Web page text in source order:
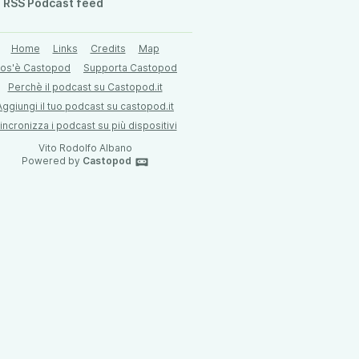
RSS Podcast feed
Home Links Credits
Map
Castopod
Supporta Castopod
Perchè il podcast su Castopod.it
il tuo podcast su castopod.it
i podcast su più dispositivi
Vito Rodolfo Albano
Powered by Castopod